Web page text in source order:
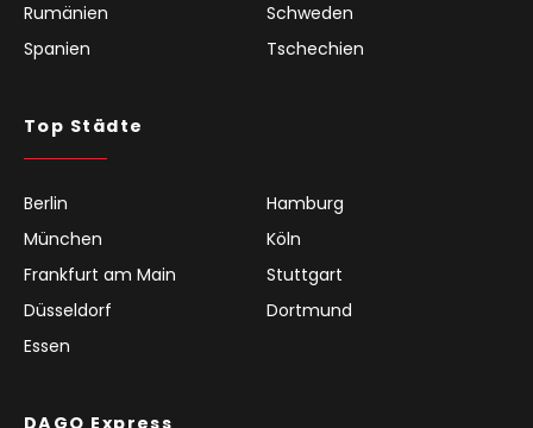
Rumänien
Schweden
Spanien
Tschechien
Top Städte
Berlin
Hamburg
München
Köln
Frankfurt am Main
Stuttgart
Düsseldorf
Dortmund
Essen